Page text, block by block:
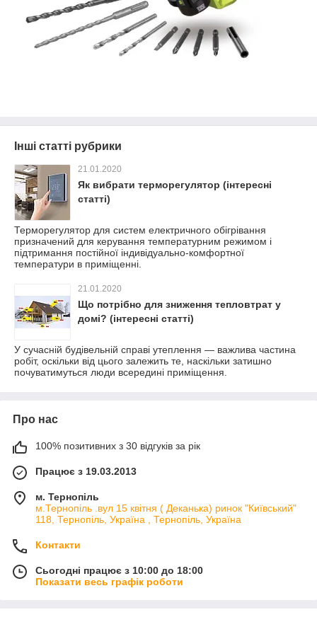
Інші статті рубрики
21.01.2020
Як вибрати терморегулятор (інтересні
статті)
Терморегулятор для систем електричного обігрівання
призначений для керування температурним режимом і
підтримання постійної індивідуально-комфортної
температури в приміщенні.
21.01.2020
Що потрібно для зниження тепловтрат у
домі? (інтересні статті)
У сучасній будівельній справі утеплення — важлива частина
робіт, оскільки від цього залежить те, наскільки затишно
почуватимуться люди всередині приміщення.
Про нас
100% позитивних з 30 відгуків за рік
Працює з 19.03.2013
м. Тернопіль
м.Тернопіль .вул 15 квітня ( Деканька) ринок "Київський"
118, Тернопіль, Україна , Тернопіль, Україна
Контакти
Сьогодні працює з 10:00 до 18:00
Показати весь графік роботи